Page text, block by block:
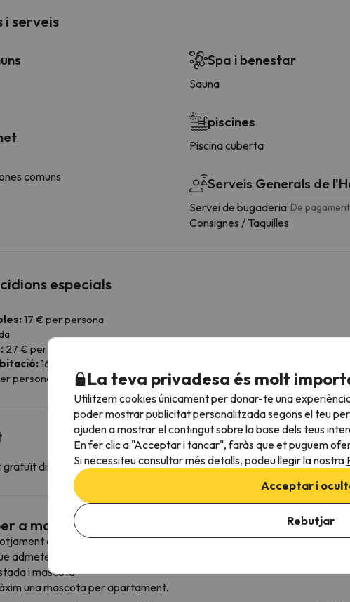
i serveis
comuns
Spa i benestar
Sauna
piscines
Piscina cuberta
Serveis Generals de
Servei de bugaderia De pagament
Consignes / Taquilles
especials
17 € per persona
27 € per estada
16 € per estada
persones i dia
gratuït disponible en els voltants de l'allotjament
a mascotes
admet mascotes amb les condicions següents:
admeten: sense límit de pes!
i mascota
una mascota per apartament.
La teva privadesa és molt
Utilitzem cookies únicament per donar-te una
poder mostrar publicitat personalitzada segons el teu
ajuden a mostrar el contingut sobre la base dels teus
En fer clic a "Acceptar i tancar", faràs que et puguem
Si necessiteu consultar més detalls, podeu llegir la nostra
Acceptar i
Rebutjar